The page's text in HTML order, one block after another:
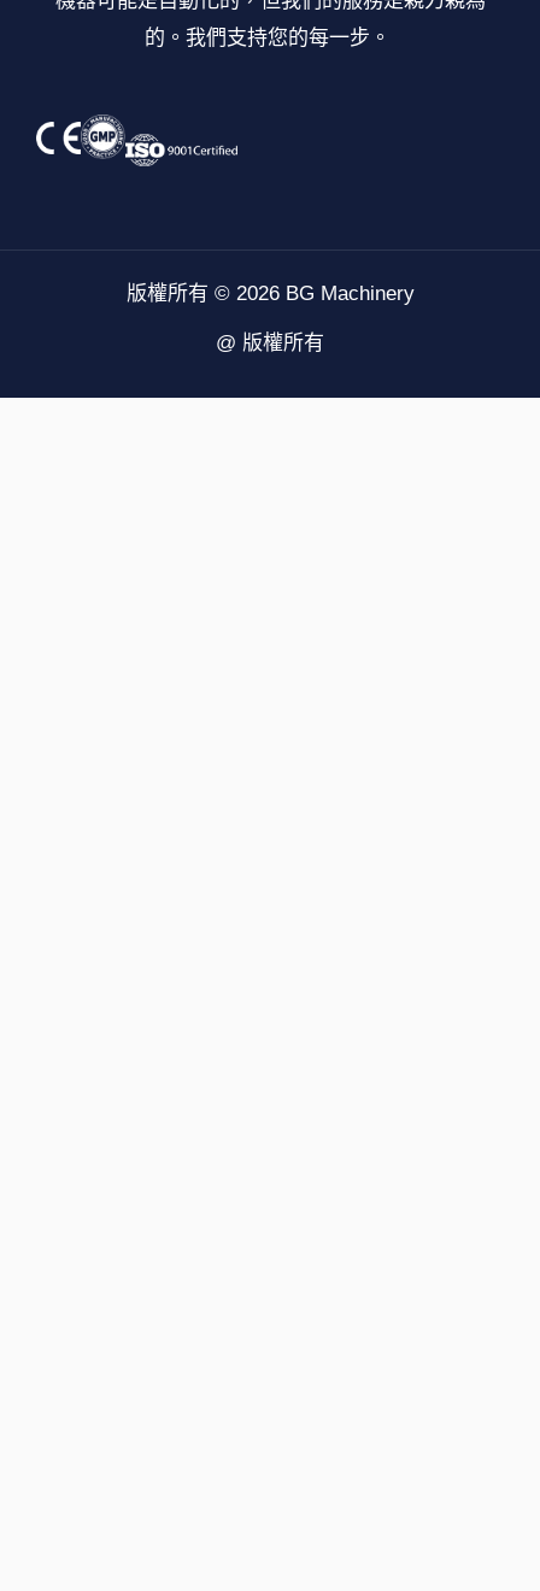
的。我們支持您的每一步。
版權所有 © 2026 BG Machinery
@ 版權所有